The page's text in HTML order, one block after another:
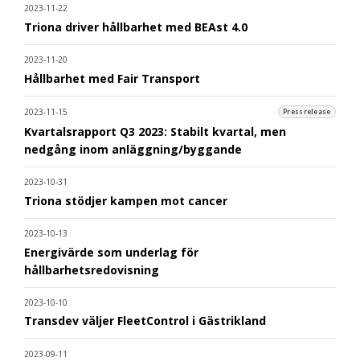
2023-11-22
Triona driver hållbarhet med BEAst 4.0
2023-11-20
Hållbarhet med Fair Transport
2023-11-15 Pressrelease
Kvartalsrapport Q3 2023: Stabilt kvartal, men
nedgång inom anläggning/byggande
2023-10-31
Triona stödjer kampen mot cancer
2023-10-13
Energivärde som underlag för
hållbarhetsredovisning
2023-10-10
Transdev väljer FleetControl i Gästrikland
2023-09-11